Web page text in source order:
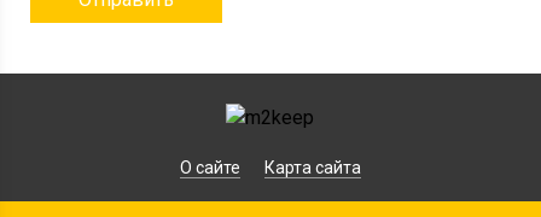
О сайте Карта сайта